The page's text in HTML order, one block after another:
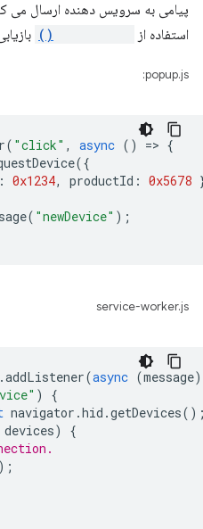
پیامی به سرویس دهنده ارسال می
استفاده از
popup.js:
( "click" , async () => {
({
: 0x1234, productId : 0x5678
( "newDevice" );
service-worker.js
.addListener(async (message)
)
{
navigator .hid .getDevices
devices)
{